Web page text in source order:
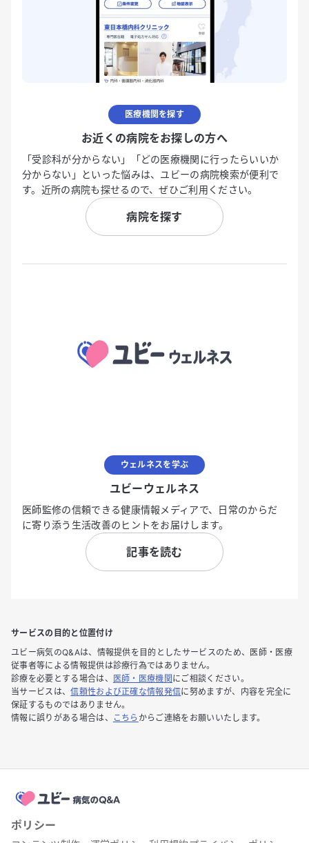
医療機関を探す
お近くの病院をお探しの方へ
「受診科が分からない」「どの医療機関に行ったらいいか
分からない」といった悩みは、ユビーの病院検索が便利で
す。近所の病院も探せるので、ぜひご利用ください。
病院を探す
ウェルネスを学ぶ
ユビーウェルネス
医師監修の信頼できる健康情報メディアで、日常のからだ
に寄り添う生活改善のヒントをお届けします。
記事を読む
サービスの目的と位置付け
ユビー病気のQ&Aは、情報提供を目的としたサービスのため、医師・医療
従事者等による情報提供は診療行為ではありません。
診療を必要とする場合は、
医師・医療機関 にご相談ください。
当サービスは、信頼性および正確な情報発信に努めますが、内容を完全に
保証するものではありません。
情報に誤りがある場合は、
こちら からご連絡をお願いいたします。
ポリシー